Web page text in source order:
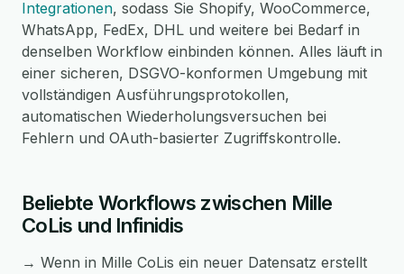
Integrationen, sodass Sie Shopify, WooCommerce,
WhatsApp, FedEx, DHL und weitere bei Bedarf in
denselben Workflow einbinden können. Alles läuft in
einer sicheren, DSGVO-konformen Umgebung mit
vollständigen Ausführungsprotokollen,
automatischen Wiederholungsversuchen bei
Fehlern und OAuth-basierter Zugriffskontrolle.
Beliebte Workflows zwischen Mille
CoLis und Infinidis
→ Wenn in Mille CoLis ein neuer Datensatz erstellt